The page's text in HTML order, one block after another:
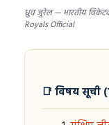
ध्रुव जुरेल — भारतीय
Royals Official
📑 विषय सूची